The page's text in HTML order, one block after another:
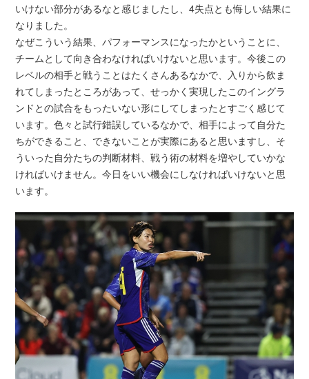
いけない部分があるなと感じましたし、4失点とも悔しい結果に
なりました。
なぜこういう結果、パフォーマンスになったかということに、
チームとして向き合わなければいけないと思います。今後この
レベルの相手と戦うことはたくさんあるなかで、入りから飲ま
れてしまったところがあって、せっかく実現したこのイングラ
ンドとの試合をもったいない形にしてしまったとすごく感じて
います。色々と試行錯誤しているなかで、相手によって自分た
ちができること、できないことが実際にあると思いますし、そ
ういった自分たちの判断材料、戦う術の材料を増やしていかな
ければいけません。今日をいい機会にしなければいけないと思
います。